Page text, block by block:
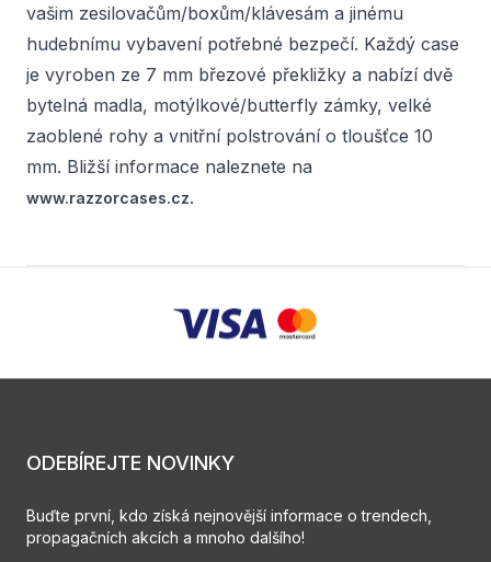
vašim zesilovačům/boxům/klávesám a jinému
hudebnímu vybavení potřebné bezpečí. Každý case
je vyroben ze 7 mm březové překližky a nabízí dvě
bytelná madla, motýlkové/butterfly zámky, velké
zaoblené rohy a vnitřní polstrování o tloušťce 10
mm. Bližší informace naleznete na
www.razzorcases.cz.
ODEBÍREJTE NOVINKY
Buďte první, kdo získá nejnovější informace o trendech,
propagačních akcích a mnoho dalšího!